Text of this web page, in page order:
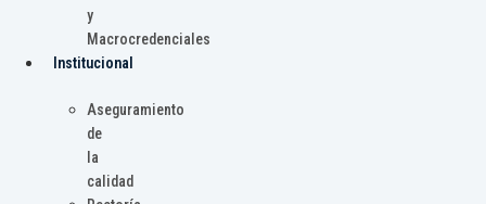
y
Macrocredenciales
Institucional
Aseguramiento
de
la
calidad